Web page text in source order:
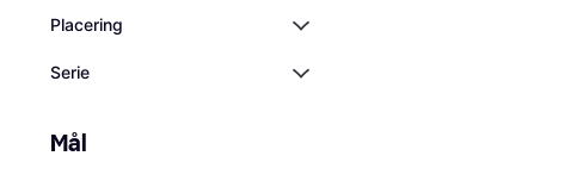
Placering
Serie
Mål